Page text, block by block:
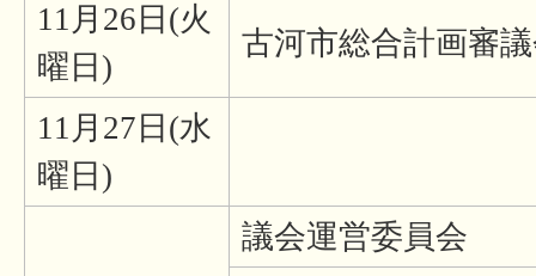
11月26日(火
曜日)
古河市総合計画審
11月27日(水
曜日)
議会運営委員会